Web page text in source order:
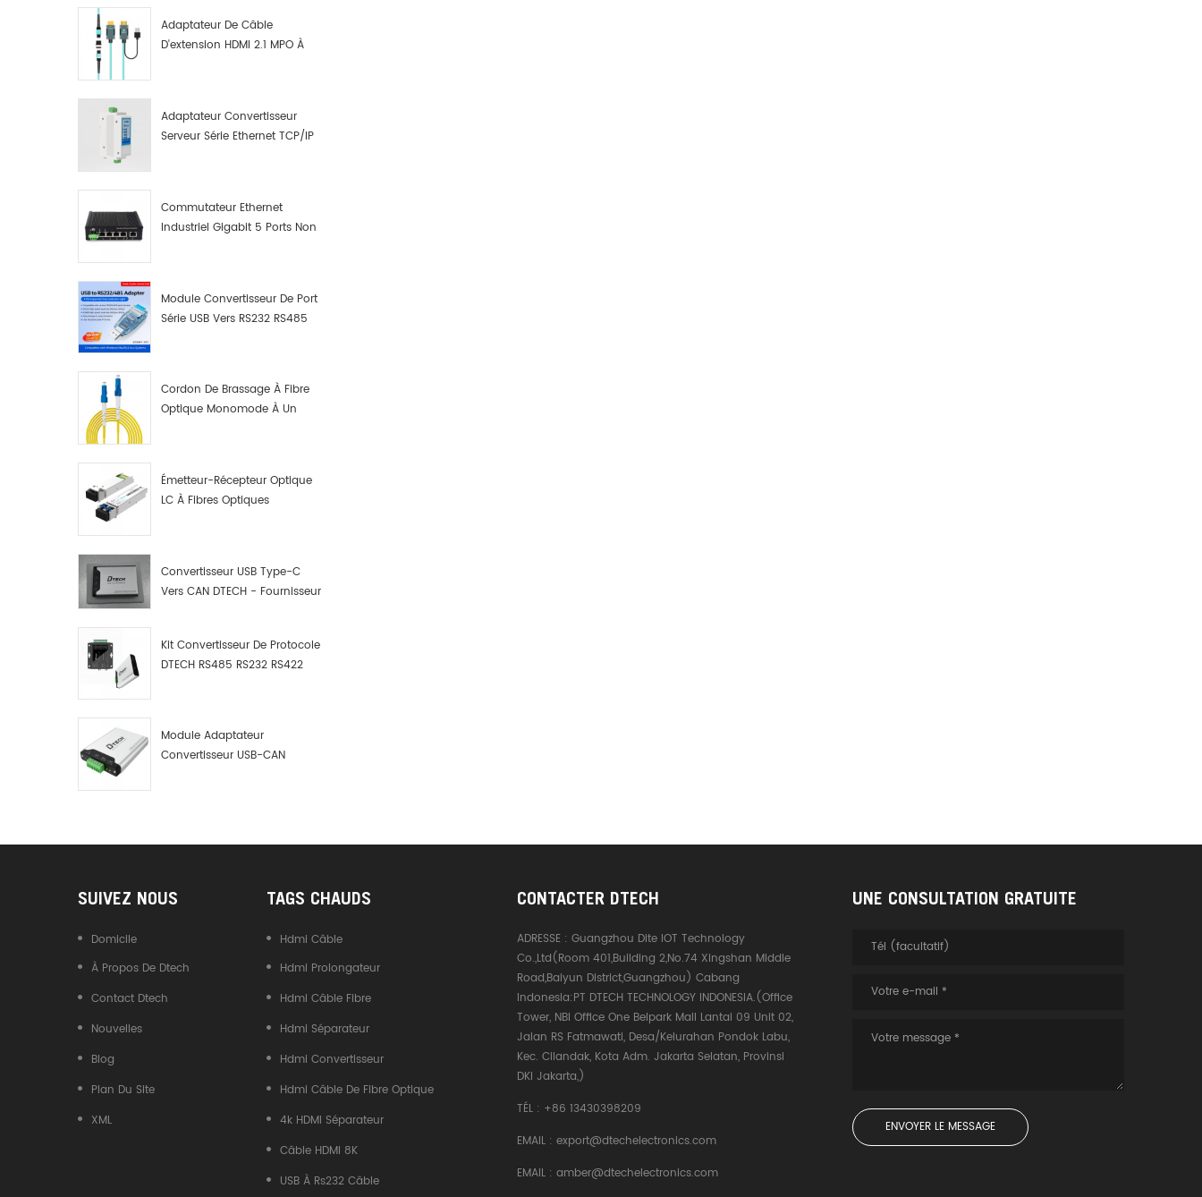
Adaptateur De Câble
D'extension HDMI 2.1 MPO À
Adaptateur Convertisseur
Serveur Série Ethernet TCP/IP
Commutateur Ethernet
Industriel Gigabit 5 Ports Non
Module Convertisseur De Port
Série USB Vers RS232 RS485
Cordon De Brassage À Fibre
Optique Monomode À Un
Émetteur-Récepteur Optique
LC À Fibres Optiques
Convertisseur USB Type-C
Vers CAN DTECH - Fournisseur
Kit Convertisseur De Protocole
DTECH RS485 RS232 RS422
Module Adaptateur
Convertisseur USB-CAN
SUIVEZ NOUS
Domicile
À Propos De Dtech
Contact Dtech
Nouvelles
Blog
Plan Du Site
XML
TAGS CHAUDS
Hdmi Câble
Hdmi Prolongateur
Hdmi Câble Fibre
Hdmi Séparateur
Hdmi Convertisseur
Hdmi Câble De Fibre Optique
4k HDMI Séparateur
Câble HDMI 8K
USB À Rs232 Câble
CONTACTER DTECH
ADRESSE :Guangzhou Dite IOT Technology
Co.,Ltd(Room 401,Building 2,No.74 Xingshan Middle
Road,Baiyun District,Guangzhou) Cabang
Indonesia:PT DTECH TECHNOLOGY INDONESIA.(Office
Tower, NBI Office One Belpark Mall Lantai 09 Unit 02,
Jalan RS Fatmawati, Desa/Kelurahan Pondok Labu,
Kec. Cilandak, Kota Adm. Jakarta Selatan, Provinsi
DKI Jakarta,)
TÉL : +86 13430398209
EMAIL :export@dtechelectronics.com
EMAIL :amber@dtechelectronics.com
UNE CONSULTATION GRATUITE